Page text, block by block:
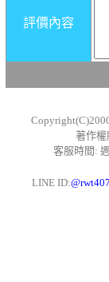
評價內容
著作
客服時間:
LINE ID: